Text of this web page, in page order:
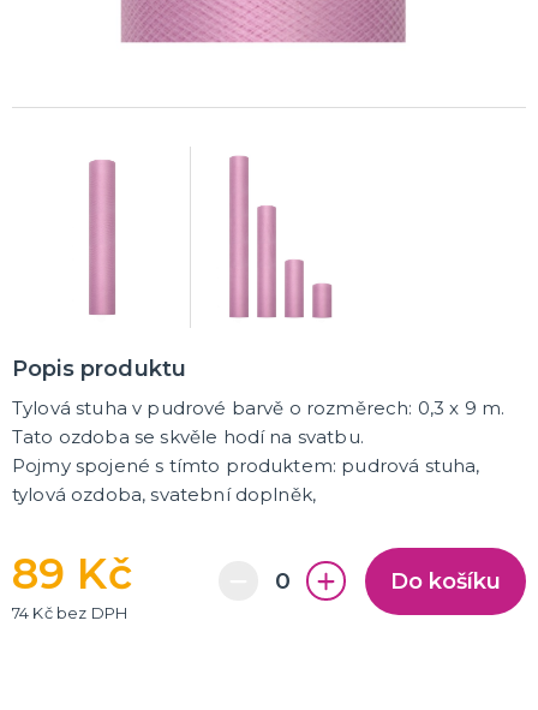
K ZAPŮJČENÍ
ROZLUČKA SE SVOBODOU
Balónky na rozlučku se svobodou
Popis produktu
Tylová stuha v pudrové barvě o rozměrech: 0,3 x 9 m.
Tato ozdoba se skvěle hodí na svatbu.
Pojmy spojené s tímto produktem: pudrová stuha,
tylová ozdoba, svatební doplněk,
89 Kč
74 Kč bez DPH
Do košíku